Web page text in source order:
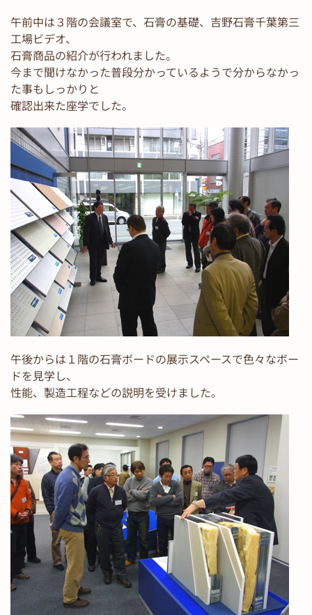
午前中は３階の会議室で、石膏の基礎、吉野石膏千葉第三
工場ビデオ、
石膏商品の紹介が行われました。
今まで聞けなかった普段分かっているようで分からなかっ
た事もしっかりと
確認出来た座学でした。
午後からは１階の石膏ボードの展示スペースで色々なボー
ドを見学し、
性能、製造工程などの説明を受けました。